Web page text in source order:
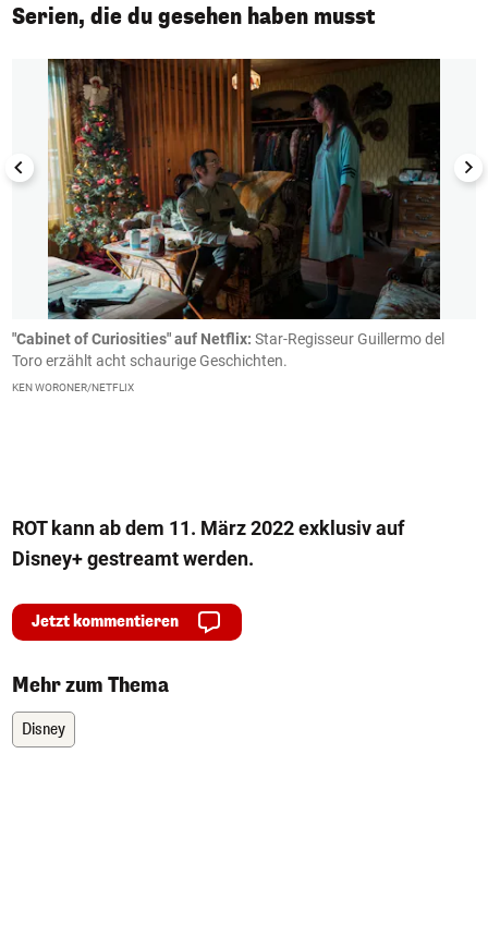
Serien, die du gesehen haben musst
1/50
"Cabinet of Curiosities" auf Netflix: Star-Regisseur Guillermo del
Toro erzählt acht schaurige Geschichten.
KEN WORONER/NETFLIX
ROTkann ab dem 11. März 2022 exklusiv auf
Disney+ gestreamt werden.
Jetzt kommentieren
Mehr zum Thema
Disney